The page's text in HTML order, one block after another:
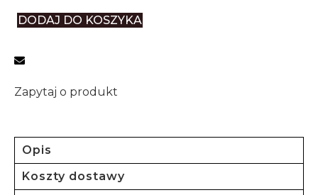
DODAJ DO KOSZYKA
Zapytaj o produkt
Opis
Koszty dostawy